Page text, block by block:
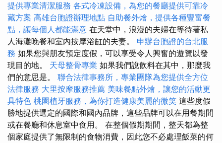
提供專業清潔服務 各式冷凍設備，為您的餐廳提供可靠冷
藏方案 高雄台胞證辦理地點 自助餐外燴，提供各種豐富餐
點，讓每個人都能滿意 在天堂中，浪漫的夫婦在等待著私
人海灘晚餐和室內按摩浴缸的夫妻。 申辦台胞證的台北服
務 如果您與朋友預定度假，可以享受令人興奮的遊覽以發
現目的地。 天母整骨專業 如果我們說飲料在其中，那麼我
們的意思是。 聯合法律事務所，專業團隊為您提供全方位
法律服務 大里按摩服務推薦 美味餐點外燴，讓您的活動更
具特色 桃園植牙服務，為你打造健康美麗的微笑 這些度假
勝地提供選定的國際和國內品牌，這些品牌可以在用餐期間
或在餐廳和休息室中食用。 在整個假期期間，整天都為整
個家庭提供了無限制的食物消費，因此您不必處理飯菜的何